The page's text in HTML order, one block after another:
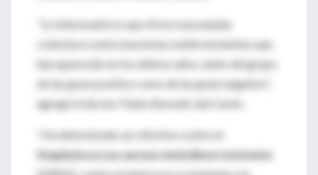
"Lo interesante es que ofrece una amplia
cobertura contra bacterias multirresistentes que
han aparecido en los últimos años, tanto del grupo
de las gram positivo como de las gram negativo",
agregó el doctor Pablo Bonvehi, del Cemic.
"Ha demostrado ser efectivo contra el
Staphylococcus aureus meticilinorresistente